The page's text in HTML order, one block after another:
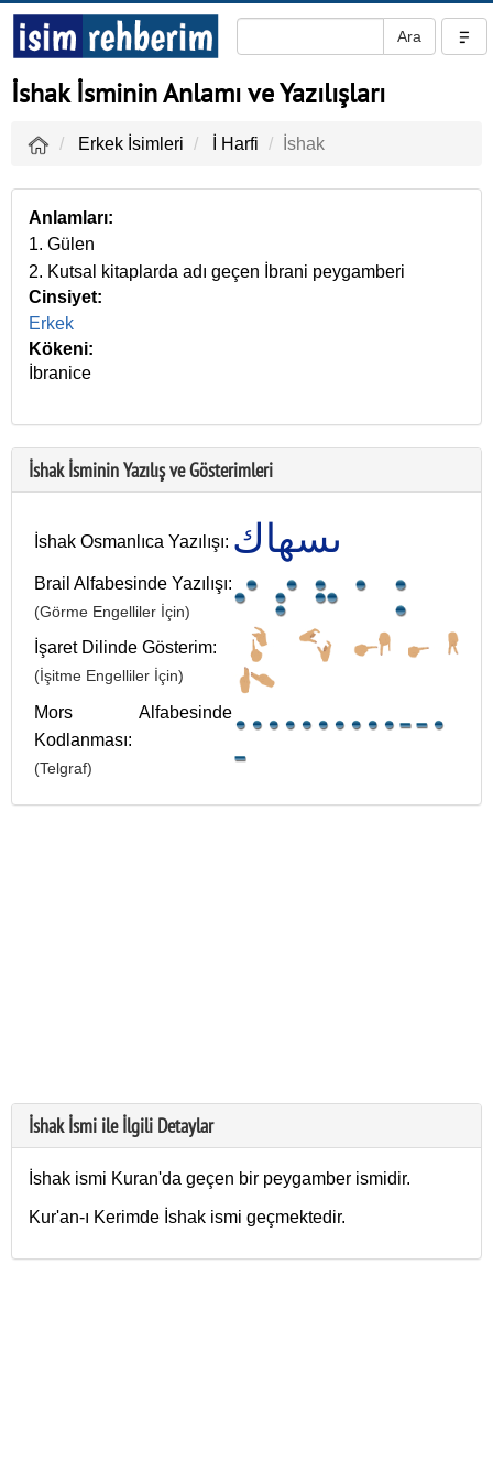
İshak İsminin Anlamı ve Yazılışları
Erkek İsimleri İ Harfi İshak
Anlamları:
1. Gülen
2. Kutsal kitaplarda adı geçen İbrani peygamberi
Cinsiyet:
Erkek
Kökeni:
İbranice
İshak İsminin Yazılış ve Gösterimleri
İshak Osmanlıca Yazılışı: ىسهاك
Brail Alfabesinde Yazılışı:
(Görme Engelliler İçin)
İşaret Dilinde Gösterim:
(İşitme Engelliler İçin)
Mors Alfabesinde
Kodlanması:
(Telgraf)
İshak İsmi ile İlgili Detaylar
İshak ismi Kuran'da geçen bir peygamber ismidir.
Kur'an-ı Kerimde İshak ismi geçmektedir.